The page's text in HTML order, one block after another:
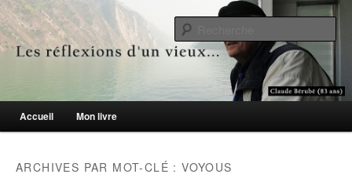
Les réflexions d'un vieux…
Le blogue des aînés de 65 ans et +
Menu principal
Aller au contenu principal
Aller au contenu secondaire
Accueil Mon livre
ARCHIVES PAR MOT-CLÉ :VOYOUS